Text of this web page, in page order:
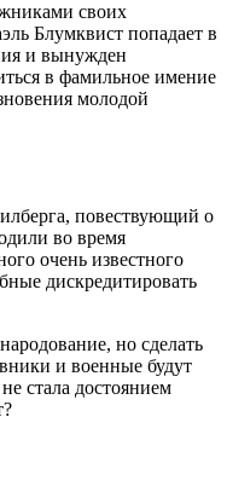
своих
Блумквист попадает в
и вынужден
в фамильное имение
молодой
повествующий о
во время
очень известного
дискредитировать
но сделать
и военные будут
стала достоянием